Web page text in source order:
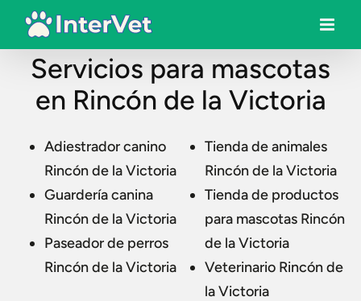
Servicios para mascotas
en Rincón de la Victoria
Adiestrador canino
Rincón de la Victoria
Guardería canina
Rincón de la Victoria
Paseador de perros
Rincón de la Victoria
Tienda de animales
Rincón de la Victoria
Tienda de productos
para mascotas Rincón
de la Victoria
Veterinario Rincón de
la Victoria